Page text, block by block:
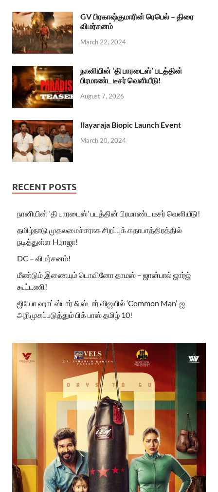
GV பிரகாஷ்குமாரின் ரெபெல் – திரை
விமர்சனம்
March 22, 2024
நானியின் ‘தி பாரடைஸ்’ படத்தின்
பிரமாண்ட டீசர் வெளியீடு!
August 7, 2026
Ilayaraja Biopic Launch Event
March 20, 2024
RECENT POSTS
நானியின் ‘தி பாரடைஸ்’ படத்தின் பிரமாண்ட டீசர் வெளியீடு!
தமிழ்நாடு முதலமைச்சராக சிறப்புக் கதாபாத்திரத்தில்
நடித்துள்ள H.ராஜா!
DC – விமர்சனம்!
மீண்டும் இணையும் டொவினோ தாமஸ் – ஜான்பால் ஜார்ஜ்
கூட்டணி!
ஜியோ ஹாட்ஸ்டார் & ஸ்டார் விஜயில் ‘Common Man’-ஐ
அறிமுகப்படுத்தும் பிக் பாஸ் தமிழ் 10!